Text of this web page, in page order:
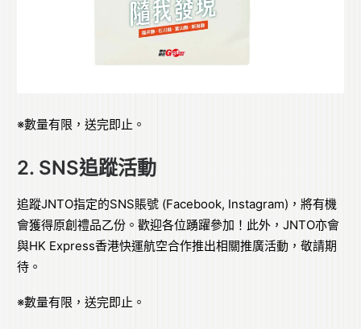
※數量有限，送完即止。
2. SNS追蹤活動
追蹤JNTO指定的SNS賬號 (Facebook, Instagram)，將有機
會獲得原創禮品乙份。歡迎各位踴躍參加！此外，JNTO亦會
與HK Express香港快運航空合作推出相關推廣活動，敬請期
待。
※數量有限，送完即止。